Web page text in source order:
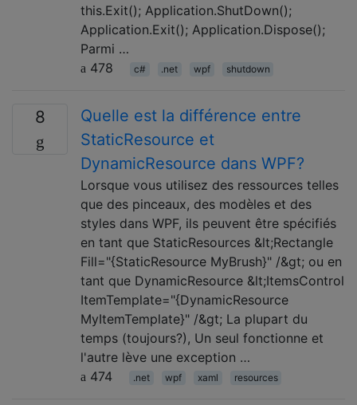
this.Exit(); Application.ShutDown();
Application.Exit(); Application.Dispose();
Parmi …
478
c# .net wpf shutdown
8
Quelle est la différence entre
StaticResource et
DynamicResource dans WPF?
Lorsque vous utilisez des ressources telles
que des pinceaux, des modèles et des
styles dans WPF, ils peuvent être spécifiés
en tant que StaticResources &lt;Rectangle
Fill="{StaticResource MyBrush}" /&gt; ou en
tant que DynamicResource &lt;ItemsControl
ItemTemplate="{DynamicResource
MyItemTemplate}" /&gt; La plupart du
temps (toujours?), Un seul fonctionne et
l'autre lève une exception …
474
.net wpf xaml resources